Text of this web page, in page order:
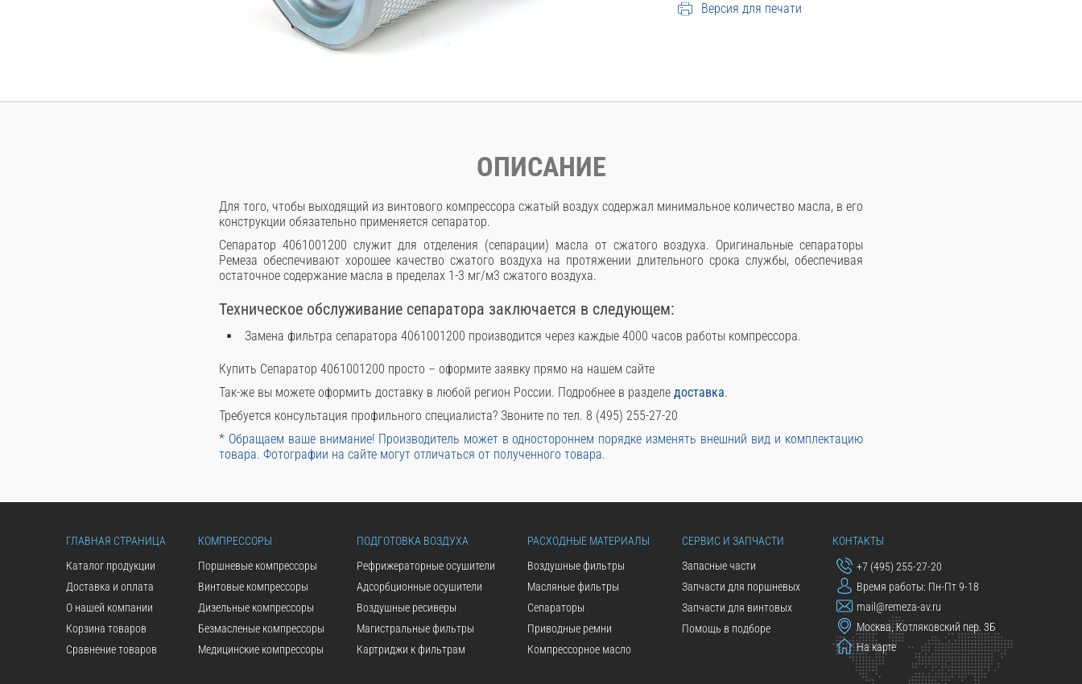
Версия для печати
ОПИСАНИЕ
Для того, чтобы выходящий из винтового компрессора сжатый воздух содержал минимальное количество масла, в его
конструкции обязательно применяется сепаратор.
Сепаратор 4061001200 служит для отделения (сепарации) масла от сжатого воздуха. Оригинальные сепараторы
Ремеза обеспечивают хорошее качество сжатого воздуха на протяжении длительного срока службы, обеспечивая
остаточное содержание масла в пределах 1-3 мг/м3 сжатого воздуха.
Техническое обслуживание сепаратора заключается в следующем:
Замена фильтра сепаратора 4061001200 производится через каждые 4000 часов работы компрессора.
Купить Сепаратор 4061001200 просто – оформите заявку прямо на нашем сайте
Так-же вы можете оформить доставку в любой регион России. Подробнее в разделе доставка.
Требуется консультация профильного специалиста? Звоните по тел. 8 (495) 255-27-20
* Обращаем ваше внимание! Производитель может в одностороннем порядке изменять внешний вид и комплектацию
товара. Фотографии на сайте могут отличаться от полученного товара.
ГЛАВНАЯ СТРАНИЦА
Каталог продукции
Доставка и оплата
О нашей компании
Корзина товаров
Сравнение товаров
КОМПРЕССОРЫ
Поршневые компрессоры
Винтовые компрессоры
Дизельные компрессоры
Безмасленые компрессоры
Медицинские компрессоры
ПОДГОТОВКА ВОЗДУХА
Рефрижераторные осушители
Адсорбционные осушители
Воздушные ресиверы
Магистральные фильтры
Картриджи к фильтрам
РАСХОДНЫЕ МАТЕРИАЛЫ
Воздушные фильтры
Масляные фильтры
Сепараторы
Приводные ремни
Компрессорное масло
СЕРВИС И ЗАПЧАСТИ
Запасные части
Запчасти для поршневых
Запчасти для винтовых
Помощь в подборе
КОНТАКТЫ
+7 (495) 255-27-20
Время работы: Пн-Пт 9-18
mail@remeza-av.ru
Москва, Котляковский пер. 3Б
На карте